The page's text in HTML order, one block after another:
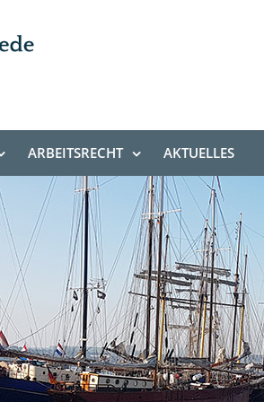
ARBEITSRECHT AKTUELLES